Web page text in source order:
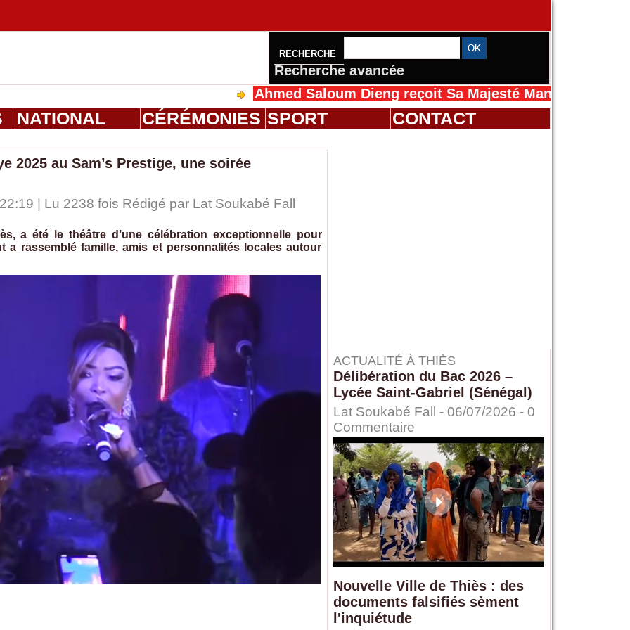
RECHERCHE
Recherche avancée
Ahmed Saloum Dieng reçoit Sa Majesté Mansah Cissé au Sénégal
NATIONAL CÉRÉMONIES SPORT CONTACT
2025 au Sam’s Prestige, une soirée
| Lu 2238 fois Rédigé par Lat Soukabé Fall
a été le théâtre d’une célébration exceptionnelle pour
a rassemblé famille, amis et personnalités locales autour
ACTUALITÉ À THIÈS
Délibération du Bac 2026 –
Lycée Saint-Gabriel (Sénégal)
Lat Soukabé Fall - 06/07/2026 - 0
Commentaire
Nouvelle Ville de Thiès : des
documents falsifiés sèment
l'inquiétude